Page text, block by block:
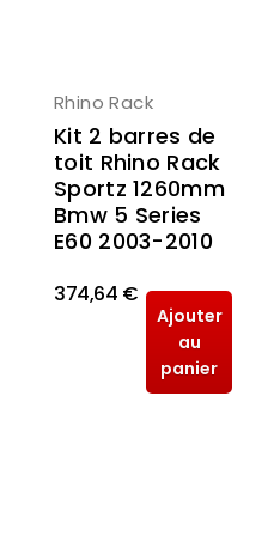
Rhino Rack
Kit 2 barres de
toit Rhino Rack
Sportz 1260mm
Bmw 5 Series
E60 2003-2010
374,64 €
Ajouter
au
panier